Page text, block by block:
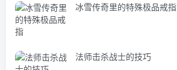
冰雪传奇里的特殊极品戒指
法师击杀战士的技巧